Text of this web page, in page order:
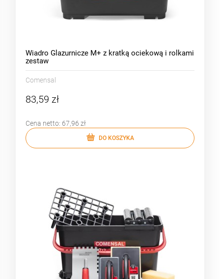
Wiadro Glazurnicze M+ z kratką ociekową i rolkami
zestaw
Comensal
83,59 zł
Cena netto: 67,96 zł
DO KOSZYKA